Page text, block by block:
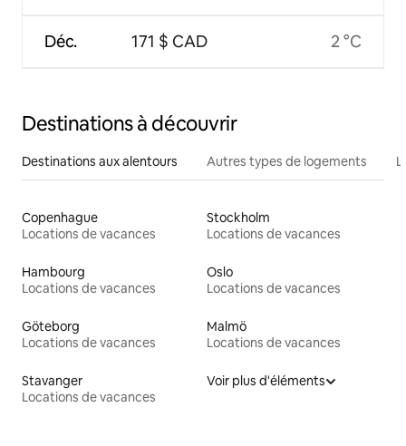
Déc. 171 $ CAD 2 °C
Destinations à découvrir
Destinations aux alentours Autres types de logements
Copenhague
Locations de vacances
Stockholm
Locations de vacances
Hambourg
Locations de vacances
Oslo
Locations de vacances
Göteborg
Locations de vacances
Malmö
Locations de vacances
Stavanger
Locations de vacances
Voir plus d'éléments